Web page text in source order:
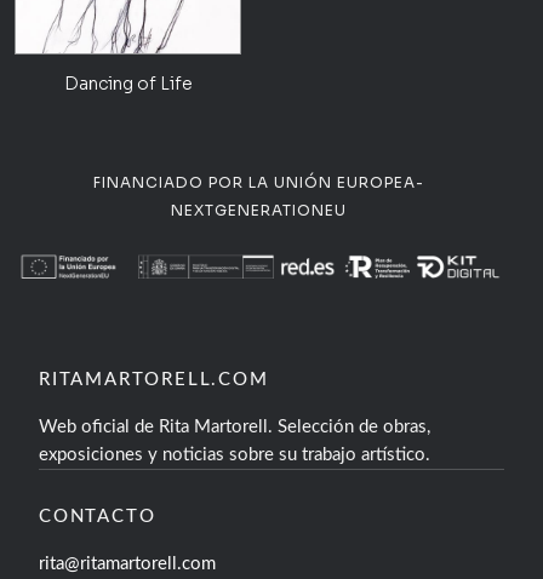
Dancing of Life
FINANCIADO POR LA UNIÓN EUROPEA-
NEXTGENERATIONEU
RITAMARTORELL.COM
Web oficial de Rita Martorell. Selección de obras,
exposiciones y noticias sobre su trabajo artístico.
CONTACTO
rita@ritamartorell.com